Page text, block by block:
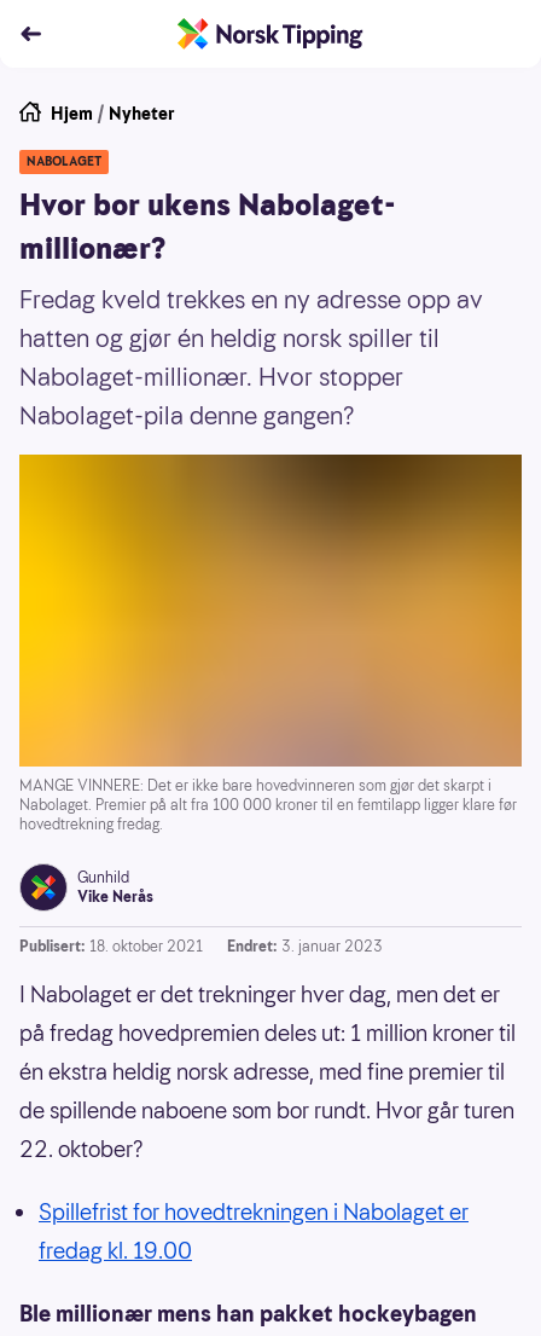
Hjem / Nyheter
NABOLAGET
Hvor bor ukens Nabolaget-
millionær?
Fredag kveld trekkes en ny adresse opp av
hatten og gjør én heldig norsk spiller til
Nabolaget-millionær. Hvor stopper
Nabolaget-pila denne gangen?
MANGE VINNERE: Det er ikke bare hovedvinneren som gjør det skarpt i
Nabolaget. Premier på alt fra 100 000 kroner til en femtilapp ligger klare før
hovedtrekning fredag.
Gunhild
Vike Nerås
Publisert: 18. oktober 2021 Endret: 3. januar 2023
I Nabolaget er det trekninger hver dag, men det er
på fredag hovedpremien deles ut: 1 million kroner til
én ekstra heldig norsk adresse, med fine premier til
de spillende naboene som bor rundt. Hvor går turen
22. oktober?
Spillefrist for hovedtrekningen i Nabolaget er
fredag kl. 19.00
Ble millionær mens han pakket hockeybagen